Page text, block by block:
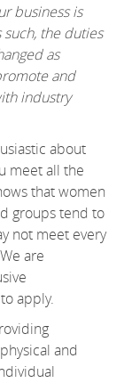
business is
the duties
as
and
industry
about
meet all the
that women
groups tend to
not meet every
are
apply.
and